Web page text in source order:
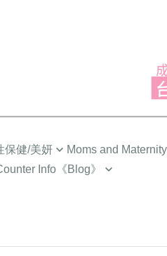
保健/美妍
Care
Moms and Maternity
The Second Trimester
小
大
Info 《Blog》
About Ingredients